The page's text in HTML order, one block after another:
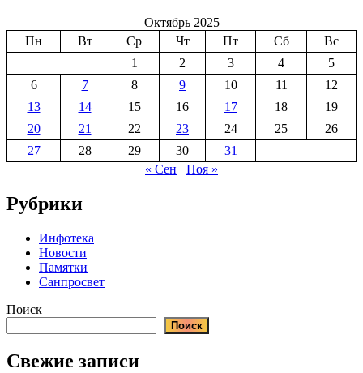
Октябрь 2025
Пн
Вт Ср Чт Пт Сб
Вс
1
2 3 4
5
6
7 8 9 10 11
12
13
14 15 16 17 18
19
20
21 22 23 24 25
26
27
28 29 30
31
« Сен
Ноя »
Рубрики
Инфотека
Новости
Памятки
Санпросвет
Поиск
Поиск
Свежие записи